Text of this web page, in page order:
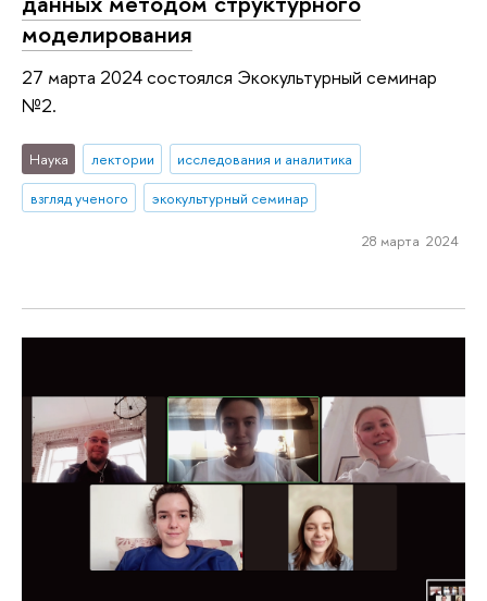
моделирования
27 марта 2024 состоялся Экокультурный семинар
№2.
Наука лектории
исследования и аналитика
взгляд ученого
экокультурный семинар
28 марта 2024